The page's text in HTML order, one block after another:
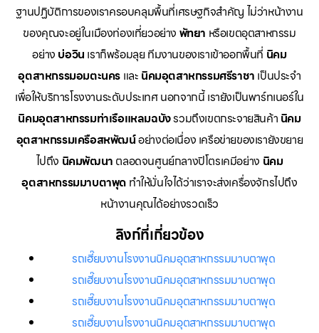
ฐานปฏิบัติการของเราครอบคลุมพื้นที่เศรษฐกิจสำคัญ ไม่ว่าหน้างาน
ของคุณจะอยู่ในเมืองท่องเที่ยวอย่าง พัทยา หรือเขตอุตสาหกรรม
อย่าง บ่อวิน เราก็พร้อมลุย ทีมงานของเราเข้าออกพื้นที่ นิคม
อุตสาหกรรมอมตะนครและ นิคมอุตสาหกรรมศรีราชา เป็นประจำ
เพื่อให้บริการโรงงานระดับประเทศ นอกจากนี้ เรายังเป็นพาร์ทเนอร์ใน
นิคมอุตสาหกรรมท่าเรือแหลมฉบังรวมถึงเขตกระจายสินค้า นิคม
อุตสาหกรรมเครือสหพัฒน์อย่างต่อเนื่อง เครือข่ายของเรายังขยาย
ไปถึง นิคมพัฒนา ตลอดจนศูนย์กลางปิโตรเคมีอย่าง นิคม
อุตสาหกรรมมาบตาพุด ทำให้มั่นใจได้ว่าเราจะส่งเครื่องจักรไปถึง
หน้างานคุณได้อย่างรวดเร็ว
ลิงก์ที่เกี่ยวข้อง
รถเฮี๊ยบงานโรงงานนิคมอุตสาหกรรมมาบตาพุด
รถเฮี๊ยบงานโรงงานนิคมอุตสาหกรรมมาบตาพุด
รถเฮี๊ยบงานโรงงานนิคมอุตสาหกรรมมาบตาพุด
รถเฮี๊ยบงานโรงงานนิคมอุตสาหกรรมมาบตาพุด